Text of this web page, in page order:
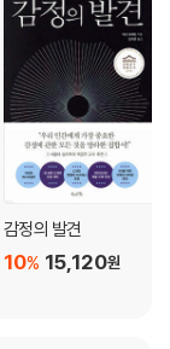
있는 기술이다. 이
모와 자녀, 교사, 직
않고 삶을 더 안정
이해하려면 끊임없
보고 그 대답에 진실
의 의미가 보인다
정확한 이름을 붙이
스’로 뭉뚱그리지
은 변화
감정의 발견
15,120원
10%